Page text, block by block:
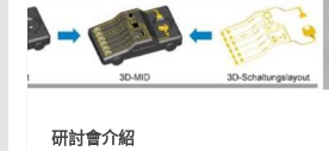
研討會介紹